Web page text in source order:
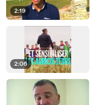
2:19
2:06